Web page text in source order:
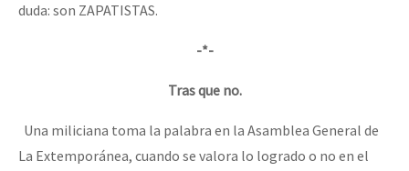
duda: son ZAPATISTAS.
-*-
Tras que no.
Una miliciana toma la palabra en la Asamblea General de
La Extemporánea, cuando se valora lo logrado o no en el